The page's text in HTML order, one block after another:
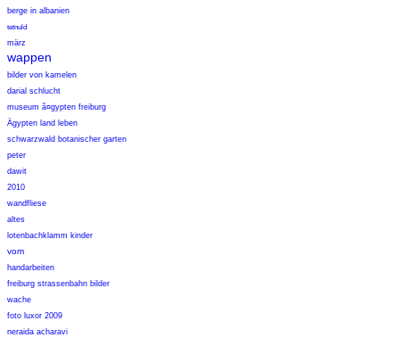
berge in albanien
tetnuld
märz
wappen
bilder von kamelen
darial schlucht
museum ã¤gypten freiburg
Ägypten land leben
schwarzwald botanischer garten
peter
dawit
2010
wandfliese
altes
lotenbachklamm kinder
vom
handarbeiten
freiburg strassenbahn bilder
wache
foto luxor 2009
neraida acharavi